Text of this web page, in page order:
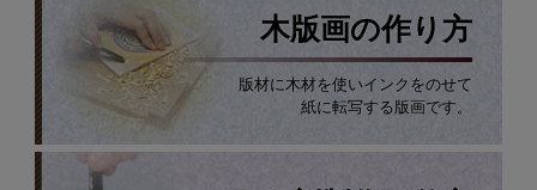
木版画の作り方
版材に木材を使いインクをのせて
紙に転写する版画です。